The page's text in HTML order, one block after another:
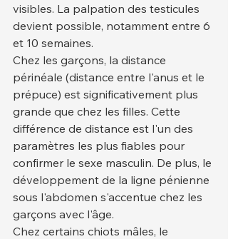
visibles. La palpation des testicules
devient possible, notamment entre 6
et 10 semaines.
Chez les garçons, la distance
périnéale (distance entre l'anus et le
prépuce) est significativement plus
grande que chez les filles. Cette
différence de distance est l'un des
paramètres les plus fiables pour
confirmer le sexe masculin. De plus, le
développement de la ligne pénienne
sous l'abdomen s'accentue chez les
garçons avec l'âge.
Chez certains chiots mâles, le